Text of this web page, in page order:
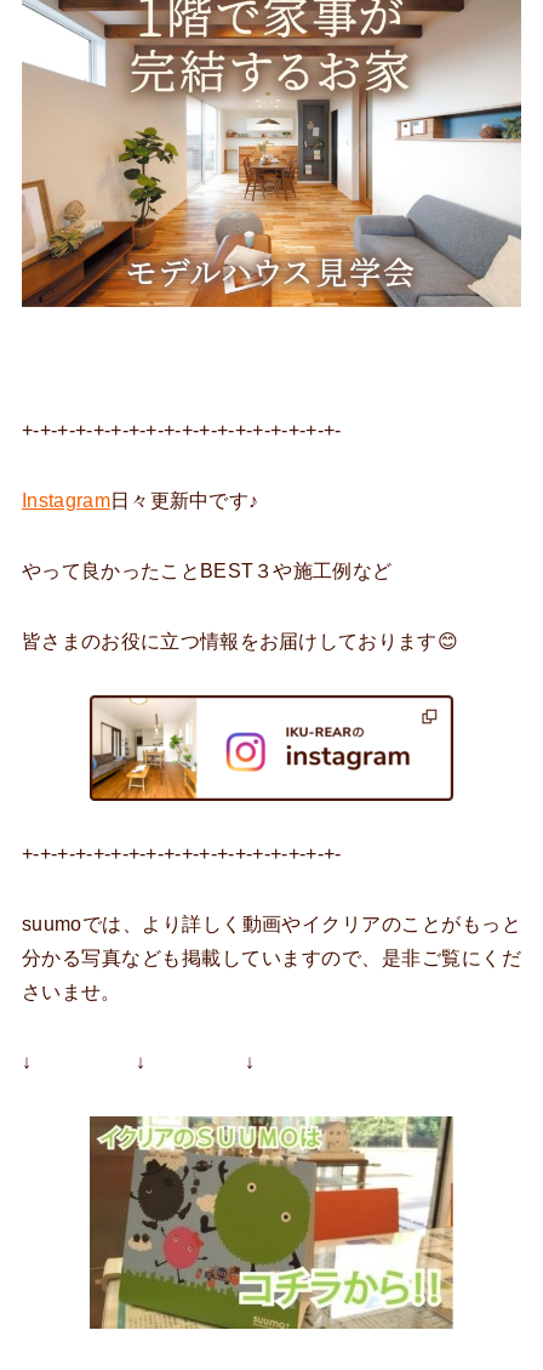
+-+-+-+-+-+-+-+-+-+-+-+-+-+-+-+-+-+-
Instagram日々更新中です♪
やって良かったことBEST３や施工例など
皆さまのお役に立つ情報をお届けしております😊
+-+-+-+-+-+-+-+-+-+-+-+-+-+-+-+-+-+-
suumoでは、より詳しく動画やイクリアのことがもっと
分かる写真なども掲載していますので、是非ご覧にくだ
さいませ。
↓ ↓ ↓